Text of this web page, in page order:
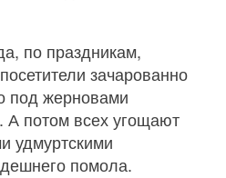
по праздникам,
зачарованно
под жерновами
А потом всех угощают
удмуртскими
помола.